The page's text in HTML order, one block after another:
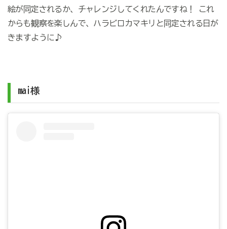
絵が同定されるか、チャレンジしてくれたんですね！ これ
からも観察を楽しんで、ハラビロカマキリと同定される日が
きますように♪
mai様